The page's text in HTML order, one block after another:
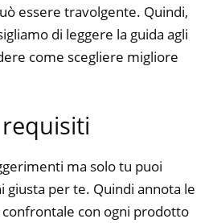
essere travolgente. Quindi,
di leggere la guida agli
come scegliere migliore
ma solo tu puoi
giusta per te. Quindi annota le
con ogni prodotto